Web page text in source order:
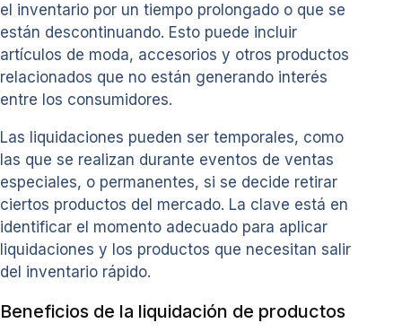
el inventario por un tiempo prolongado o que se
están descontinuando. Esto puede incluir
artículos de moda, accesorios y otros productos
relacionados que no están generando interés
entre los consumidores.
Las liquidaciones pueden ser temporales, como
las que se realizan durante eventos de ventas
especiales, o permanentes, si se decide retirar
ciertos productos del mercado. La clave está en
identificar el momento adecuado para aplicar
liquidaciones y los productos que necesitan salir
del inventario rápido.
Beneficios de la liquidación de productos